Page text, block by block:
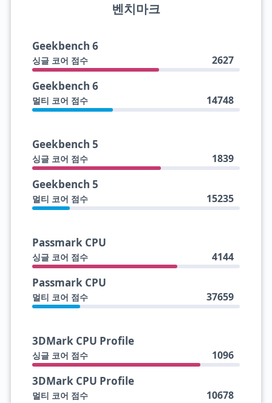
벤치마크
Geekbench 6
싱글 코어 점수 2627
Geekbench 6
멀티 코어 점수 14748
Geekbench 5
싱글 코어 점수 1839
Geekbench 5
멀티 코어 점수 15235
Passmark CPU
싱글 코어 점수 4144
Passmark CPU
멀티 코어 점수 37659
3DMark CPU Profile
싱글 코어 점수 1096
3DMark CPU Profile
멀티 코어 점수 10678